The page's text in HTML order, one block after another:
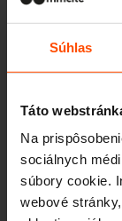
Súhlas
Táto
Na
sociálnych
súbory cookie.
webové
Wien –